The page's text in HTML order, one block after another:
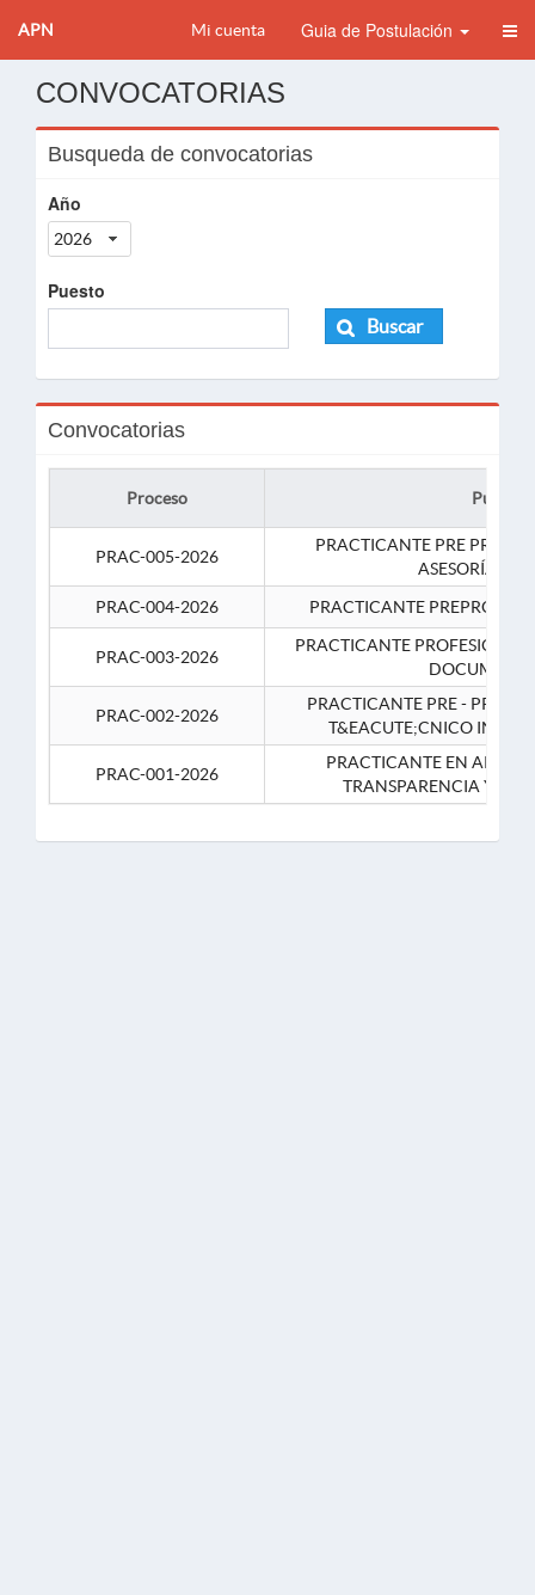
APN Mi cuenta Guia de Postulación
CONVOCATORIAS
Busqueda de convocatorias
Año
2026
Puesto
Buscar
Convocatorias
Proceso Puesto
PRAC-005-2026
PRACTICANTE PRE
ASESORÍA
PRAC-004-2026
PRACTICANTE
PRAC-003-2026
PRACTICANTE
PRAC-002-2026
PRACTICANTE PRE -
T&EACUTE;CNICO
PRAC-001-2026
PRACTICANTE EN APOYO
TRANSPARENCIA Y